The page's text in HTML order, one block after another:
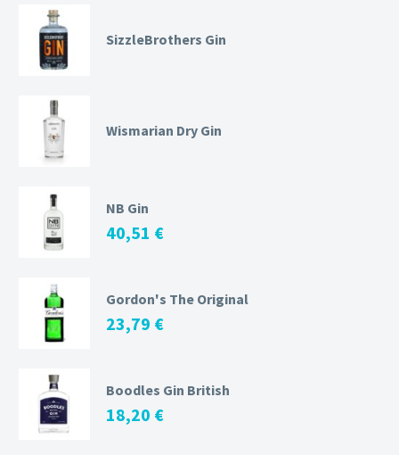
SizzleBrothers Gin
Wismarian Dry Gin
NB Gin
40,51 €
Gordon's The Original
23,79 €
Boodles Gin British
18,20 €